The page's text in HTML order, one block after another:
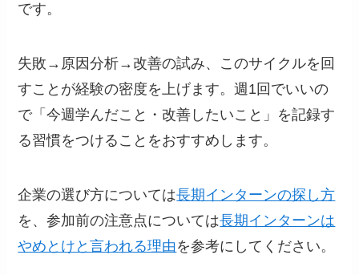
です。
失敗→原因分析→改善の試み、このサイクルを回
すことが経験の密度を上げます。週1回でいいの
で「今週学んだこと・改善したいこと」を記録す
る習慣をつけることをおすすめします。
企業の選び方については長期インターンの探し方
を、参加前の注意点については長期インターンは
やめとけと言われる理由を参考にしてください。